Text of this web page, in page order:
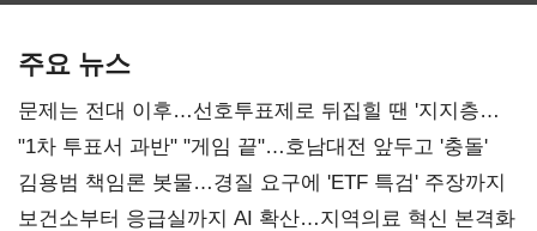
주요 뉴스
문제는 전대 이후…선호투표제로 뒤집힐 땐 '지지층
불복'
"1차 투표서 과반" "게임 끝"…호남대전 앞두고 '충돌'
김용범 책임론 봇물…경질 요구에 'ETF 특검' 주장까지
보건소부터 응급실까지 AI 확산…지역의료 혁신 본격화